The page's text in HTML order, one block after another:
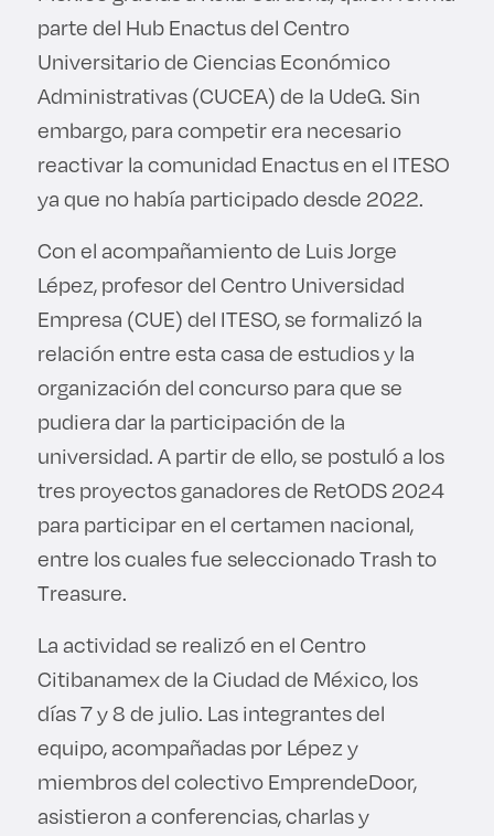
parte del Hub Enactus del Centro
Universitario de Ciencias Económico
Administrativas (CUCEA) de la UdeG. Sin
embargo, para competir era necesario
reactivar la comunidad Enactus en el ITESO
ya que no había participado desde 2022.
Con el acompañamiento de Luis Jorge
Lépez, profesor del Centro Universidad
Empresa (CUE) del ITESO, se formalizó la
relación entre esta casa de estudios y la
organización del concurso para que se
pudiera dar la participación de la
universidad. A partir de ello, se postuló a los
tres proyectos ganadores de RetODS 2024
para participar en el certamen nacional,
entre los cuales fue seleccionado Trash to
Treasure.
La actividad se realizó en el Centro
Citibanamex de la Ciudad de México, los
días 7 y 8 de julio. Las integrantes del
equipo, acompañadas por Lépez y
miembros del colectivo EmprendeDoor,
asistieron a conferencias, charlas y